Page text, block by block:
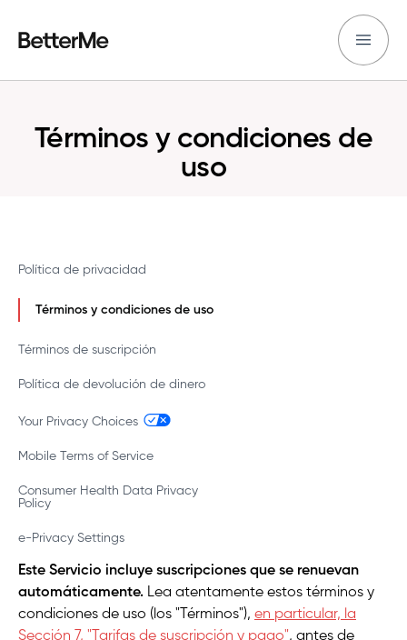
Términos y condiciones de
uso
Política de privacidad
Términos y condiciones de uso
Términos de suscripción
Política de devolución de dinero
Your Privacy Choices
Mobile Terms of Service
Consumer Health Data Privacy
Policy
e-Privacy Settings
Este Servicio incluye suscripciones que se renuevan
automáticamente. Lea atentamente estos términos y
condiciones de uso (los "Términos"), en particular, la
Sección 7, "Tarifas de suscripción y pago", antes de